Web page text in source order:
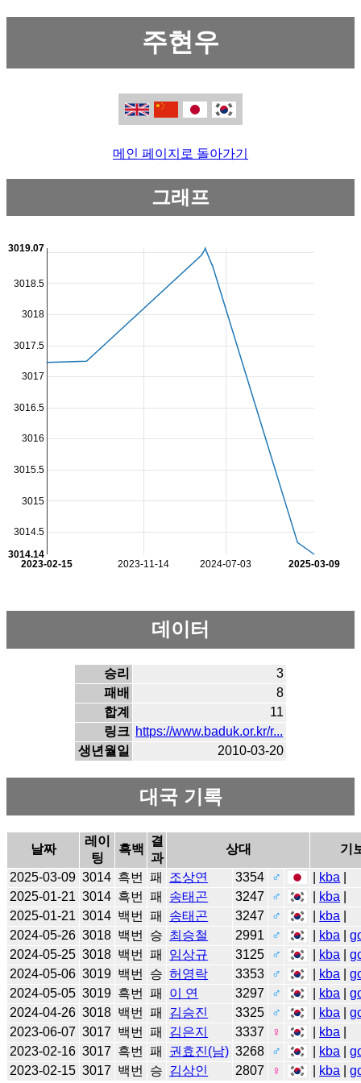
주현우
메인 페이지로 돌아가기
그래프
2023-11-14 2024-07-03
2023-02-15 2025-03-09
3014.5
3015
3015.5
3016
3016.5
3017
3017.5
3018
3018.5
3014.14
3019.07
데이터
승리
3
패배
8
합계
11
링크 https://www.baduk.or.kr/r...
생년월일
2010-03-20
대국 기록
날짜
레이
팅
흑백
결
과
상대 기
2025-03-09 3014 흑번 패 조상연 3354 ♂ kba
2025-01-21 3014 흑번 패 송태곤 3247 ♂ kba
2025-01-21 3014 백번 패 송태곤 3247 ♂ kba
2024-05-26 3018 백번 승 최승철 2991 ♂ kba |
2024-05-25 3018 백번 패 임상규 3125 ♂ kba |
2024-05-06 3019 백번 승 허영락 3353 ♂ kba |
2024-05-05 3019 흑번 패 이 연 3297 ♂ kba |
2024-04-26 3018 백번 패 김승진 3325 ♂ kba |
2023-06-07 3017 백번 패 김은지 3337 ♀ kba
2023-02-16 3017 흑번 패 권효진(남) 3268 ♂ kba |
2023-02-15 3017 백번 승 김상인 2807 ♀ kba |